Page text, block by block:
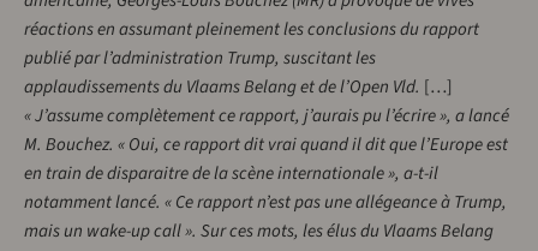
réactions en assumant pleinement les conclusions du rapport
publié par l’administration Trump, suscitant les
applaudissements du Vlaams Belang et de l’Open Vld. […]
« J’assume complètement ce rapport, j’aurais pu l’écrire », a lancé
M. Bouchez. « Oui, ce rapport dit vrai quand il dit que l’Europe est
en train de disparaitre de la scène internationale », a-t-il
notamment lancé. « Ce rapport n’est pas une allégeance à Trump,
mais un wake-up call ». Sur ces mots, les élus du Vlaams Belang